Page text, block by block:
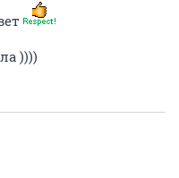
))))